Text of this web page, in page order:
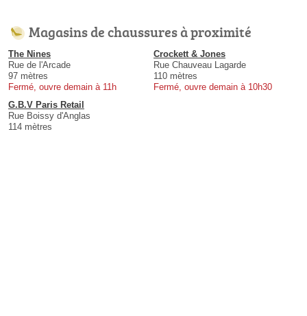
Magasins de chaussures à proximité
The Nines
Rue de l'Arcade
97 mètres
Fermé, ouvre demain à 11h
Crockett & Jones
Rue Chauveau Lagarde
110 mètres
Fermé, ouvre demain à 10h30
G.B.V Paris Retail
Rue Boissy d'Anglas
114 mètres